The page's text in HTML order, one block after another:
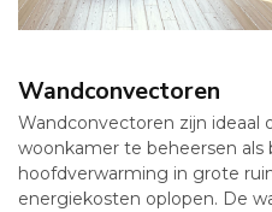
Wandconvectoren
Wandconvectoren zijn
woonkamer te beheersen als
hoofdverwarming in grote
energiekosten oplopen. De